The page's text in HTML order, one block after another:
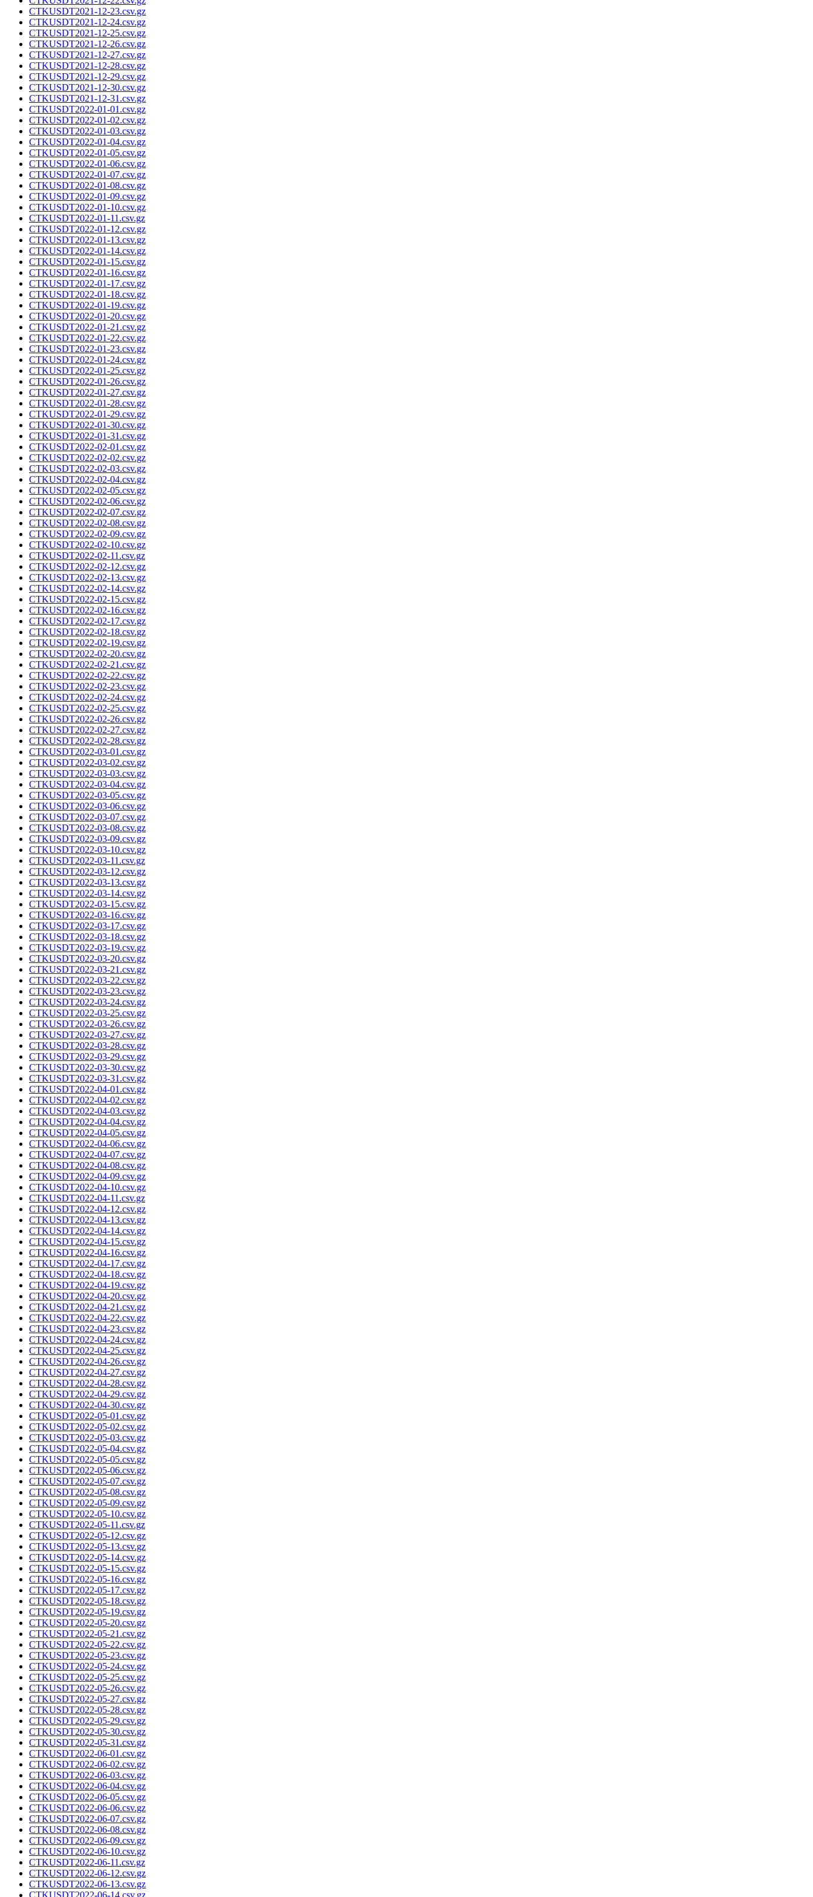
CTKUSDT2021-12-23.csv.gz
CTKUSDT2021-12-24.csv.gz
CTKUSDT2021-12-25.csv.gz
CTKUSDT2021-12-26.csv.gz
CTKUSDT2021-12-27.csv.gz
CTKUSDT2021-12-28.csv.gz
CTKUSDT2021-12-29.csv.gz
CTKUSDT2021-12-30.csv.gz
CTKUSDT2021-12-31.csv.gz
CTKUSDT2022-01-01.csv.gz
CTKUSDT2022-01-02.csv.gz
CTKUSDT2022-01-03.csv.gz
CTKUSDT2022-01-04.csv.gz
CTKUSDT2022-01-05.csv.gz
CTKUSDT2022-01-06.csv.gz
CTKUSDT2022-01-07.csv.gz
CTKUSDT2022-01-08.csv.gz
CTKUSDT2022-01-09.csv.gz
CTKUSDT2022-01-10.csv.gz
CTKUSDT2022-01-11.csv.gz
CTKUSDT2022-01-12.csv.gz
CTKUSDT2022-01-13.csv.gz
CTKUSDT2022-01-14.csv.gz
CTKUSDT2022-01-15.csv.gz
CTKUSDT2022-01-16.csv.gz
CTKUSDT2022-01-17.csv.gz
CTKUSDT2022-01-18.csv.gz
CTKUSDT2022-01-19.csv.gz
CTKUSDT2022-01-20.csv.gz
CTKUSDT2022-01-21.csv.gz
CTKUSDT2022-01-22.csv.gz
CTKUSDT2022-01-23.csv.gz
CTKUSDT2022-01-24.csv.gz
CTKUSDT2022-01-25.csv.gz
CTKUSDT2022-01-26.csv.gz
CTKUSDT2022-01-27.csv.gz
CTKUSDT2022-01-28.csv.gz
CTKUSDT2022-01-29.csv.gz
CTKUSDT2022-01-30.csv.gz
CTKUSDT2022-01-31.csv.gz
CTKUSDT2022-02-01.csv.gz
CTKUSDT2022-02-02.csv.gz
CTKUSDT2022-02-03.csv.gz
CTKUSDT2022-02-04.csv.gz
CTKUSDT2022-02-05.csv.gz
CTKUSDT2022-02-06.csv.gz
CTKUSDT2022-02-07.csv.gz
CTKUSDT2022-02-08.csv.gz
CTKUSDT2022-02-09.csv.gz
CTKUSDT2022-02-10.csv.gz
CTKUSDT2022-02-11.csv.gz
CTKUSDT2022-02-12.csv.gz
CTKUSDT2022-02-13.csv.gz
CTKUSDT2022-02-14.csv.gz
CTKUSDT2022-02-15.csv.gz
CTKUSDT2022-02-16.csv.gz
CTKUSDT2022-02-17.csv.gz
CTKUSDT2022-02-18.csv.gz
CTKUSDT2022-02-19.csv.gz
CTKUSDT2022-02-20.csv.gz
CTKUSDT2022-02-21.csv.gz
CTKUSDT2022-02-22.csv.gz
CTKUSDT2022-02-23.csv.gz
CTKUSDT2022-02-24.csv.gz
CTKUSDT2022-02-25.csv.gz
CTKUSDT2022-02-26.csv.gz
CTKUSDT2022-02-27.csv.gz
CTKUSDT2022-02-28.csv.gz
CTKUSDT2022-03-01.csv.gz
CTKUSDT2022-03-02.csv.gz
CTKUSDT2022-03-03.csv.gz
CTKUSDT2022-03-04.csv.gz
CTKUSDT2022-03-05.csv.gz
CTKUSDT2022-03-06.csv.gz
CTKUSDT2022-03-07.csv.gz
CTKUSDT2022-03-08.csv.gz
CTKUSDT2022-03-09.csv.gz
CTKUSDT2022-03-10.csv.gz
CTKUSDT2022-03-11.csv.gz
CTKUSDT2022-03-12.csv.gz
CTKUSDT2022-03-13.csv.gz
CTKUSDT2022-03-14.csv.gz
CTKUSDT2022-03-15.csv.gz
CTKUSDT2022-03-16.csv.gz
CTKUSDT2022-03-17.csv.gz
CTKUSDT2022-03-18.csv.gz
CTKUSDT2022-03-19.csv.gz
CTKUSDT2022-03-20.csv.gz
CTKUSDT2022-03-21.csv.gz
CTKUSDT2022-03-22.csv.gz
CTKUSDT2022-03-23.csv.gz
CTKUSDT2022-03-24.csv.gz
CTKUSDT2022-03-25.csv.gz
CTKUSDT2022-03-26.csv.gz
CTKUSDT2022-03-27.csv.gz
CTKUSDT2022-03-28.csv.gz
CTKUSDT2022-03-29.csv.gz
CTKUSDT2022-03-30.csv.gz
CTKUSDT2022-03-31.csv.gz
CTKUSDT2022-04-01.csv.gz
CTKUSDT2022-04-02.csv.gz
CTKUSDT2022-04-03.csv.gz
CTKUSDT2022-04-04.csv.gz
CTKUSDT2022-04-05.csv.gz
CTKUSDT2022-04-06.csv.gz
CTKUSDT2022-04-07.csv.gz
CTKUSDT2022-04-08.csv.gz
CTKUSDT2022-04-09.csv.gz
CTKUSDT2022-04-10.csv.gz
CTKUSDT2022-04-11.csv.gz
CTKUSDT2022-04-12.csv.gz
CTKUSDT2022-04-13.csv.gz
CTKUSDT2022-04-14.csv.gz
CTKUSDT2022-04-15.csv.gz
CTKUSDT2022-04-16.csv.gz
CTKUSDT2022-04-17.csv.gz
CTKUSDT2022-04-18.csv.gz
CTKUSDT2022-04-19.csv.gz
CTKUSDT2022-04-20.csv.gz
CTKUSDT2022-04-21.csv.gz
CTKUSDT2022-04-22.csv.gz
CTKUSDT2022-04-23.csv.gz
CTKUSDT2022-04-24.csv.gz
CTKUSDT2022-04-25.csv.gz
CTKUSDT2022-04-26.csv.gz
CTKUSDT2022-04-27.csv.gz
CTKUSDT2022-04-28.csv.gz
CTKUSDT2022-04-29.csv.gz
CTKUSDT2022-04-30.csv.gz
CTKUSDT2022-05-01.csv.gz
CTKUSDT2022-05-02.csv.gz
CTKUSDT2022-05-03.csv.gz
CTKUSDT2022-05-04.csv.gz
CTKUSDT2022-05-05.csv.gz
CTKUSDT2022-05-06.csv.gz
CTKUSDT2022-05-07.csv.gz
CTKUSDT2022-05-08.csv.gz
CTKUSDT2022-05-09.csv.gz
CTKUSDT2022-05-10.csv.gz
CTKUSDT2022-05-11.csv.gz
CTKUSDT2022-05-12.csv.gz
CTKUSDT2022-05-13.csv.gz
CTKUSDT2022-05-14.csv.gz
CTKUSDT2022-05-15.csv.gz
CTKUSDT2022-05-16.csv.gz
CTKUSDT2022-05-17.csv.gz
CTKUSDT2022-05-18.csv.gz
CTKUSDT2022-05-19.csv.gz
CTKUSDT2022-05-20.csv.gz
CTKUSDT2022-05-21.csv.gz
CTKUSDT2022-05-22.csv.gz
CTKUSDT2022-05-23.csv.gz
CTKUSDT2022-05-24.csv.gz
CTKUSDT2022-05-25.csv.gz
CTKUSDT2022-05-26.csv.gz
CTKUSDT2022-05-27.csv.gz
CTKUSDT2022-05-28.csv.gz
CTKUSDT2022-05-29.csv.gz
CTKUSDT2022-05-30.csv.gz
CTKUSDT2022-05-31.csv.gz
CTKUSDT2022-06-01.csv.gz
CTKUSDT2022-06-02.csv.gz
CTKUSDT2022-06-03.csv.gz
CTKUSDT2022-06-04.csv.gz
CTKUSDT2022-06-05.csv.gz
CTKUSDT2022-06-06.csv.gz
CTKUSDT2022-06-07.csv.gz
CTKUSDT2022-06-08.csv.gz
CTKUSDT2022-06-09.csv.gz
CTKUSDT2022-06-10.csv.gz
CTKUSDT2022-06-11.csv.gz
CTKUSDT2022-06-12.csv.gz
CTKUSDT2022-06-13.csv.gz
CTKUSDT2022-06-14.csv.gz